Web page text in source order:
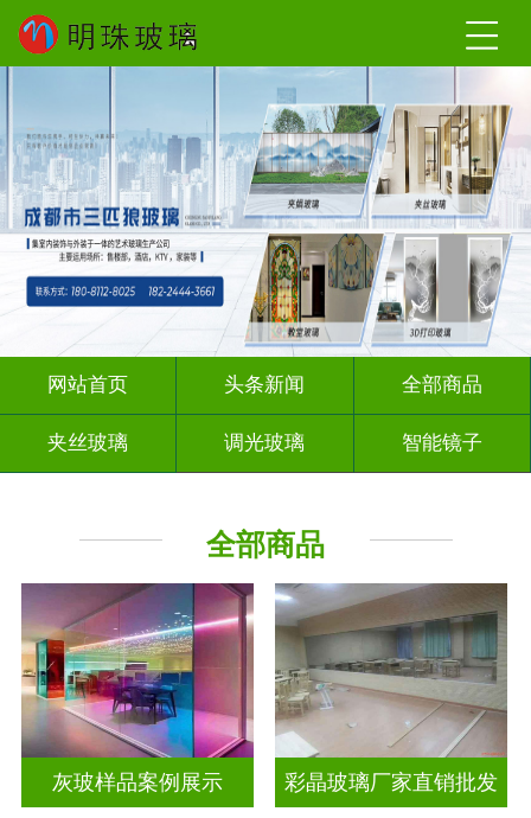
网站首页 头条新闻 全部商品
夹丝玻璃 调光玻璃 智能镜子
其它玻璃
全部商品
灰玻样品案例展示 彩晶玻璃厂家直销批发